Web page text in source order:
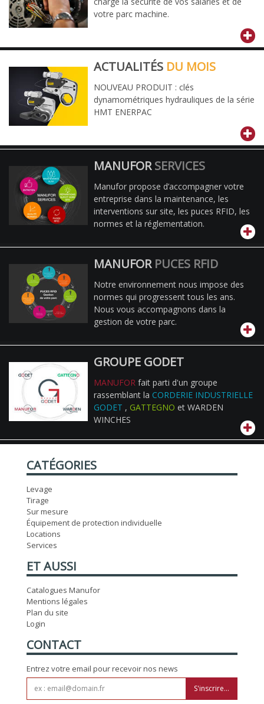
votre parc machine.
ACTUALITÉS DU MOIS
NOUVEAU PRODUIT : clés
dynamométriques hydrauliques de la série
HMT ENERPAC
MANUFORSERVICES
Manufor propose d’accompagner votre
entreprise dans la maintenance, les
interventions sur site, les puces RFID, les
normes et la réglementation.
MANUFOR PUCES RFID
Notre environnement nous impose des
normes qui progressent tous les ans.
Nous vous accompagnons dans la
gestion de votre parc.
GROUPE GODET
MANUFORfait parti d'un groupe
rassemblant la CORDERIE INDUSTRIELLE
GODET , GATTEGNO et WARDEN
WINCHES
CATÉGORIES
Levage
Tirage
Sur mesure
Équipement de protection individuelle
Locations
Services
ET AUSSI
Catalogues Manufor
Mentions légales
Plan du site
Login
CONTACT
Entrez votre email pour recevoir nos news
S'inscrire...